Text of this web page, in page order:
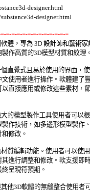
designer.html
designer.html
=-=-=-=-=-=-=-=-=-=-=-=
軟體，專為 3D 設計師和藝術
作高質的3D模型材質和紋理
個直覺式且易於使用的界面，
使用者進行操作。軟體建了
直接應用或修改這些素材，
大的模型製作工具使用者可以
作技術，如多邊形模型製作
修改。
材質編輯功能。使用者可以使
進行調整和修改。軟支援即
呈現符預期。
其他3D軟體的無縫整合使用者